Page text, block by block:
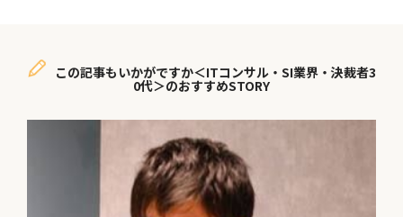
この記事もいかがですか＜ITコンサル・SI業界・決裁者3
0代＞のおすすめSTORY